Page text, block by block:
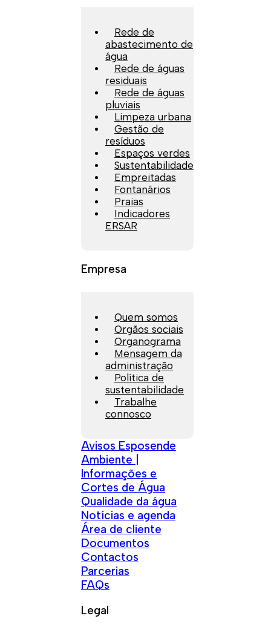
Rede de
abastecimento de
água
Rede de águas
residuais
Rede de águas
pluviais
Limpeza urbana
Gestão de
resíduos
Espaços verdes
Sustentabilidade
Empreitadas
Fontanários
Praias
Indicadores
ERSAR
Empresa
Quem somos
Orgãos sociais
Organograma
Mensagem da
administração
Política de
sustentabilidade
Trabalhe
connosco
Avisos Esposende
Ambiente |
Informações e
Cortes de Água
Qualidade da água
Notícias e agenda
Área de cliente
Documentos
Contactos
Parcerias
FAQs
Legal